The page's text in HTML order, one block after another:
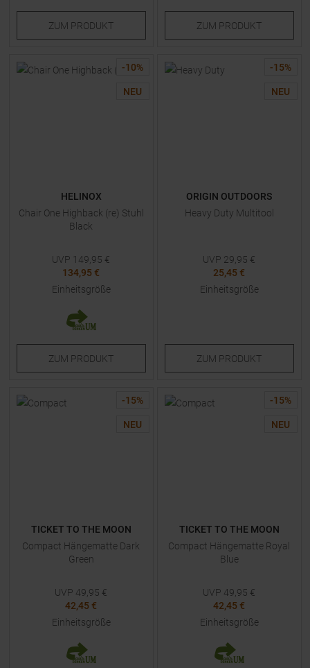
ZUM PRODUKT ZUM PRODUKT
-10%
NEU
HELINOX
Chair One Highback (re) Stuhl
Black
UVP 149,95 €
134,95 €
Einheitsgröße
ZUM PRODUKT
-15%
NEU
ORIGIN OUTDOORS
Heavy Duty Multitool
UVP 29,95 €
25,45 €
Einheitsgröße
ZUM PRODUKT
-15%
NEU
TICKET TO THE MOON
Compact Hängematte Dark
Green
UVP 49,95 €
42,45 €
Einheitsgröße
-15%
NEU
TICKET TO THE MOON
Compact Hängematte Royal
Blue
UVP 49,95 €
42,45 €
Einheitsgröße